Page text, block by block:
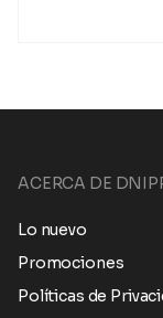
ACERCA DE
Lo nuevo
Promociones
Políticas de